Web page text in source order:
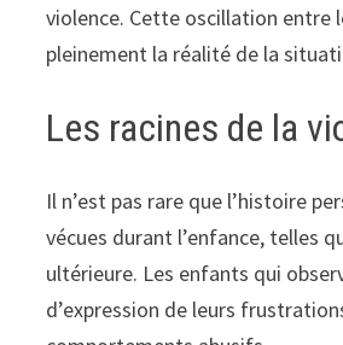
violence. Cette oscillation entre
pleinement la réalité de la
Les racines de la
Il n’est pas rare que l’histoire
vécues durant l’enfance, telles
ultérieure. Les enfants qui
d’expression de leurs